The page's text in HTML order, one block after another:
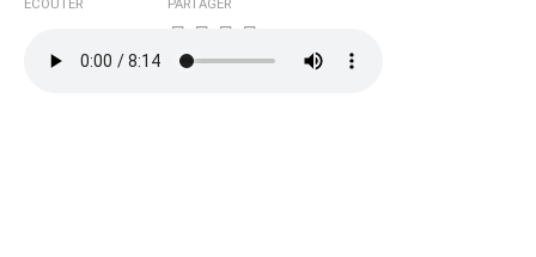
ÉCOUTER PARTAGER